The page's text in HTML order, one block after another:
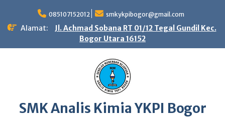
content
085107152012 smkykpibogor@gmail.com
Alamat:
Jl. Achmad Sobana RT 01/12 Tegal Gundil Kec.
Bogor Utara 16152
SMK Analis Kimia YKPI Bogor